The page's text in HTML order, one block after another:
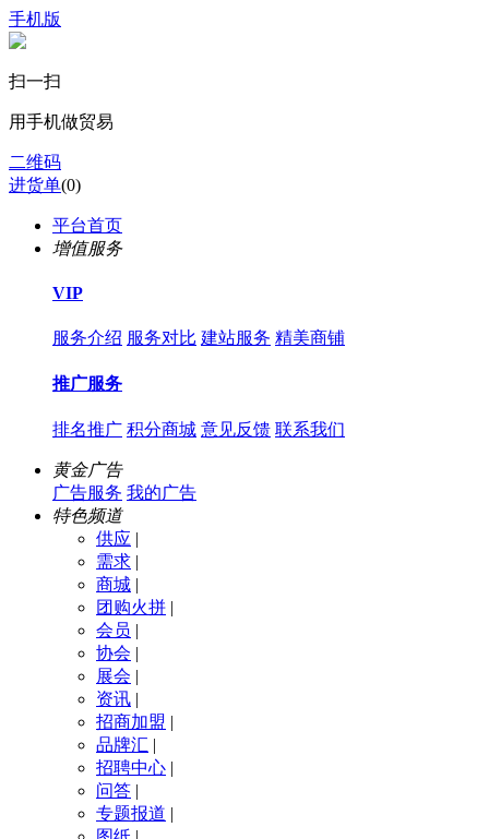
手机版
扫一扫
用手机做贸易
二维码
进货单(0)
平台首页
增值服务
VIP
服务介绍 服务对比 建站服务 精美商铺
推广服务
排名推广 积分商城 意见反馈 联系我们
黄金广告
广告服务 我的广告
特色频道
供应 |
需求 |
商城 |
团购火拼 |
会员 |
协会 |
展会 |
资讯 |
招商加盟 |
品牌汇 |
招聘中心 |
问答 |
专题报道 |